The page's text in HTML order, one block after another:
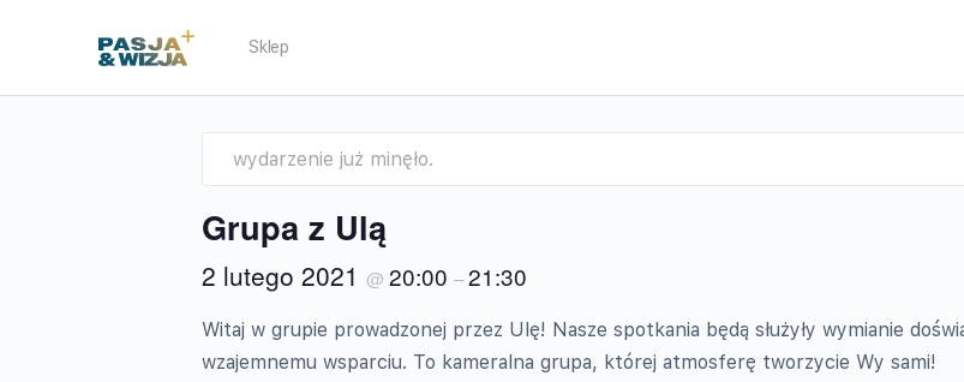
Sklep
wydarzenie już minęło.
Grupa z Ulą
2 lutego 2021 @ 20:00 –21:30
Witaj w grupie prowadzonej przez Ulę! Nasze spotkania będą służyły wymianie
wzajemnemu wsparciu. To kameralna grupa, której atmosferę tworzycie Wy sami!